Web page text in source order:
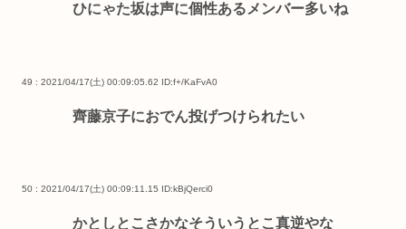
ひにゃた坂は声に個性あるメンバー多いね
49 : 2021/04/17(土) 00:09:05.62 ID:f+/KaFvA0
齊藤京子におでん投げつけられたい
50 : 2021/04/17(土) 00:09:11.15 ID:kBjQerci0
かとしとこさかなそういうとこ真逆やな